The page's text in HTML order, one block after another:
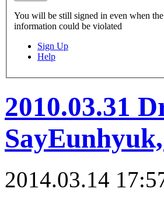
You will be still signed in even when
information could be violated
Sign Up
Help
2010.03.31
2014.03.14